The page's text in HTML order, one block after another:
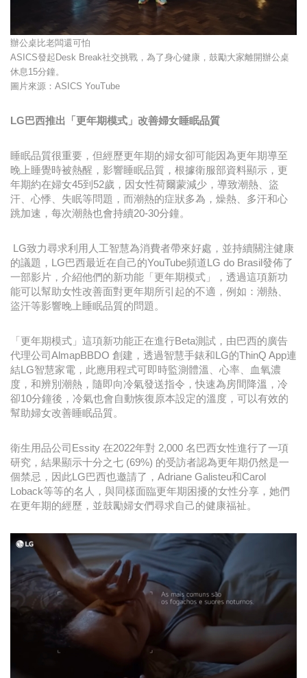
辦公桌比老闆還可怕
ASICS發起Desk Break社交挑戰，為了身心健康，鼓勵大家離開辦公桌
休息15分鐘。
圖片來源：ASICS YouTube
LG巴西推出「更年期模式」改善婦女睡眠品質
睡眠品質很重要，但經歷更年期的婦女卻可能因為更年期導至
晚上睡覺時被熱醒，影響睡眠品質，根據衛服部資料顯示，更
年期約在婦女45到52歲，因女性荷爾蒙減少，導致潮熱、盜
汗、心悸、失眠等問題，而潮熱的症狀多為，燥熱、多汗和心
跳加速，每次潮熱也會持續20-30分鐘。
LG致力尋求利用人工智慧為消費者帶來好處，並持續關注健康
的議題，LG巴西最近在自己的YouTube頻道LG do Brasil發佈了
一部影片，介紹他們的新功能「更年期模式」，透過這項新功
能可以幫助女性改善面對更年期所引起的不適，例如：潮熱、
盜汗等影響晚上睡眠品質的問題。
「更年期模式」這項新功能正在進行Beta測試，由巴西的廣告
代理公司AlmapBBDO 創建，透過智慧手錶和LG的ThinQ App連
結LG智慧家電，此應用程式可即時監測體溫、心率、血氧濃
度，和辨別潮熱，隨即向冷氣發送指令，快速為房間降溫，冷
卻10分鐘後，冷氣也會自動恢復原本設定的溫度，可以有效的
幫助婦女改善睡眠品質。
衛生用品公司Essity 在2022年對 2,000 名巴西女性進行了一項
研究，結果顯示十分之七 (69%) 的受訪者認為更年期仍然是一
個禁忌，因此LG巴西也邀請了，Adriane Galisteu和Carol
Loback等等的名人，與同樣面臨更年期困擾的女性分享，她們
在更年期的經歷，並鼓勵婦女們尋求自己的健康福祉。